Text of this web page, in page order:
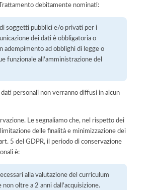
debitamente nominati:
soggetti pubblici e/o privati per i
dei dati è obbligatoria o
adempimento ad obblighi di legge o
funzionale all'amministrazione del
dati personali non verranno diffusi in alcun
Le segnaliamo che, nel rispetto dei
delle finalità e minimizzazione dei
5 del GDPR, il periodo di conservazione
è:
alla valutazione del curriculum
non oltre a 2 anni dall'acquisizione.